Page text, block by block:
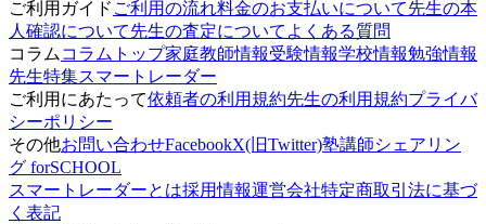
ご利用ガイド ご利用の流れ料金のお支払いについて先生の本
人確認について先生の査定について よくある質問
コラム コラムトップ家庭教師情報受験情報学校情報勉強情報
先生特集スマートレーダー
ご利用にあたって依頼者の利用規約先生の利用規約プライバ
シーポリシー
その他お問い合わせFacebookX(旧Twitter)塾講師シェアリン
グ forSCHOOL
スマートレーダーとは採用情報運営会社特定商取引法に基づ
く表記